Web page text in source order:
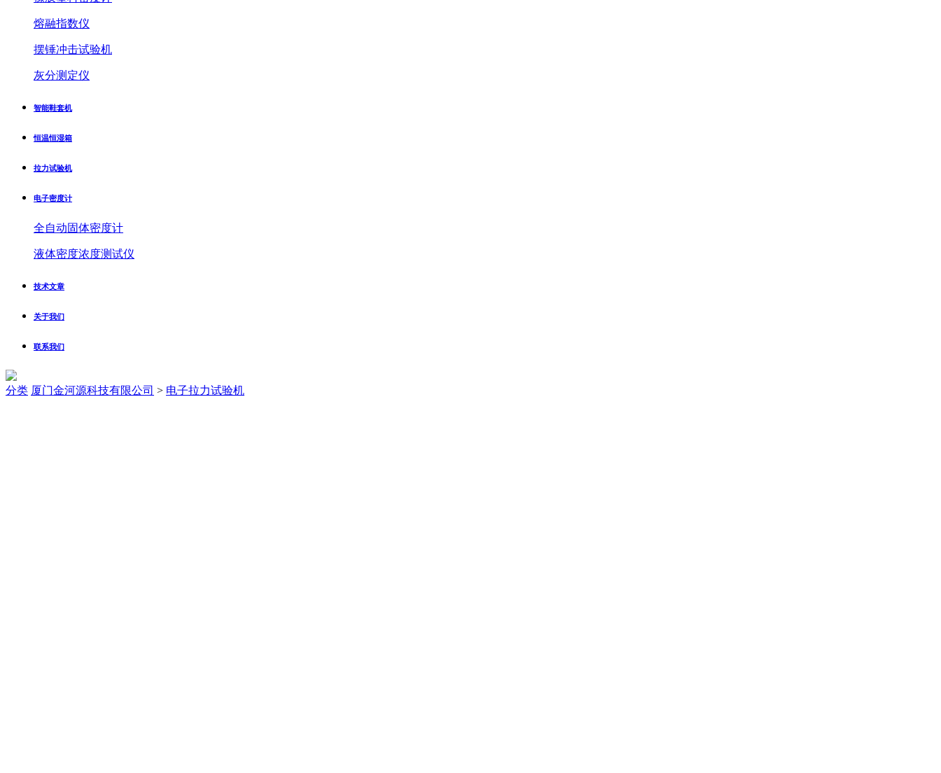
熔融指数仪
摆锤冲击试验机
灰分测定仪
智能鞋套机
恒温恒湿箱
拉力试验机
电子密度计
全自动固体密度计
液体密度浓度测试仪
技术文章
关于我们
联系我们
分类 厦门金河源科技有限公司 > 电子拉力试验机